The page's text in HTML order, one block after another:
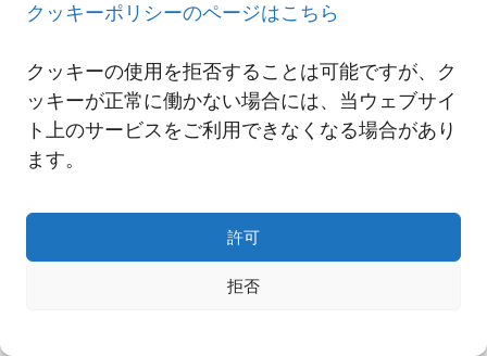
クッキーポリシーのページはこちら
クッキーの使用を拒否することは可能ですが、ク
ッキーが正常に働かない場合には、当ウェブサイ
ト上のサービスをご利用できなくなる場合があり
ます。
許可
拒否